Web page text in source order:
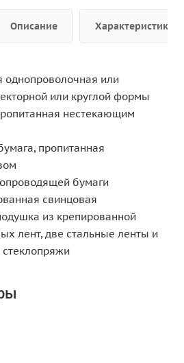
Описание Характеристики
или
или круглой формы
нестекающим
пропитанная
бумаги
свинцовая
из крепированной
лент, две стальные ленты и